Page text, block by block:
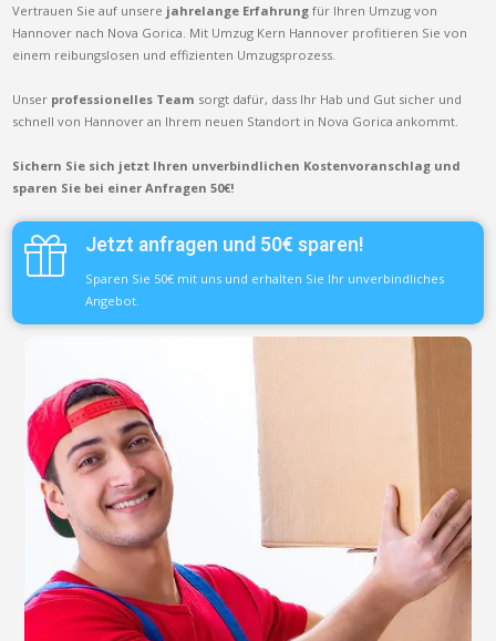
Vertrauen Sie auf unsere jahrelange Erfahrung für Ihren Umzug von
Hannover nach Nova Gorica. Mit Umzug Kern Hannover profitieren Sie von
einem reibungslosen und effizienten Umzugsprozess.
Unser professionelles Team sorgt dafür, dass Ihr Hab und Gut sicher und
schnell von Hannover an Ihrem neuen Standort in Nova Gorica ankommt.
Sichern Sie sich jetzt Ihren unverbindlichen Kostenvoranschlag und
sparen Sie bei einer Anfragen 50€!
Jetzt anfragen und 50€ sparen!
Sparen Sie 50€ mit uns und erhalten Sie Ihr unverbindliches
Angebot.